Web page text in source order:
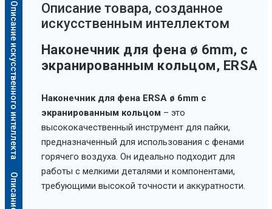
Описание искусственного интеллекта
Oписание товара, созданное
искусственным интеллектом
Наконечник для фена ø 6mm, с
экранированным кольцом, ERSA
Наконечник для фена ERSA ø 6mm с
экранированным кольцом – это
высококачественный инструмент для пайки,
предназначенный для использования с фенами
горячего воздуха. Он идеально подходит для
работы с мелкими деталями и компонентами,
требующими высокой точности и аккуратности.